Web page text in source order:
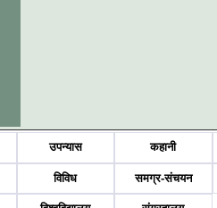
उपन्यास कहानी
विविध समग्र-संचयन